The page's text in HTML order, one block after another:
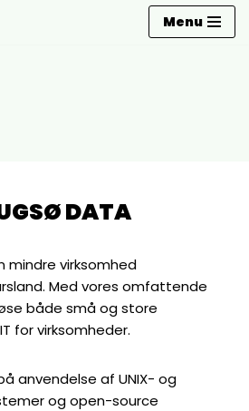
Menu
DATA
mindre virksomhed
Med vores omfattende
både små og store
for virksomheder.
anvendelse af UNIX- og
og open-source